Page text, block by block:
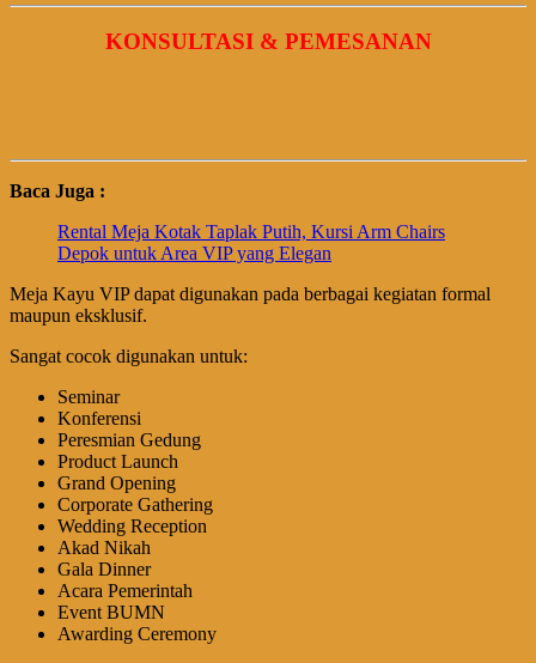
KONSULTASI & PEMESANAN
Baca Juga :
Rental Meja Kotak Taplak Putih, Kursi Arm Chairs
Depok untuk Area VIP yang Elegan
Meja Kayu VIP dapat digunakan pada berbagai kegiatan formal
maupun eksklusif.
Sangat cocok digunakan untuk:
Seminar
Konferensi
Peresmian Gedung
Product Launch
Grand Opening
Corporate Gathering
Wedding Reception
Akad Nikah
Gala Dinner
Acara Pemerintah
Event BUMN
Awarding Ceremony